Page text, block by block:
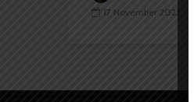
17 November 2023